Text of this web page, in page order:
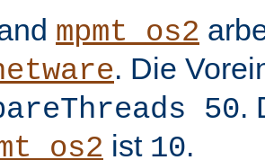
mpmt_os2
. Die
50.
ist 10.